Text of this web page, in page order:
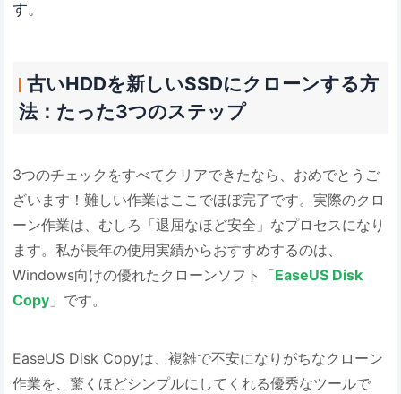
す。
古いHDDを新しいSSDにクローンする方
法：たった3つのステップ
3つのチェックをすべてクリアできたなら、おめでとうご
ざいます！難しい作業はここでほぼ完了です。実際のクロ
ーン作業は、むしろ「退屈なほど安全」なプロセスになり
ます。私が長年の使用実績からおすすめするのは、
Windows向けの優れたクローンソフト「EaseUS Disk
Copy 」です。
EaseUS Disk Copyは、複雑で不安になりがちなクローン
作業を、驚くほどシンプルにしてくれる優秀なツールで